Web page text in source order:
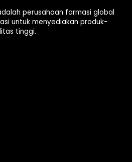
perusahaan farmasi global
untuk menyediakan produk-
tinggi.